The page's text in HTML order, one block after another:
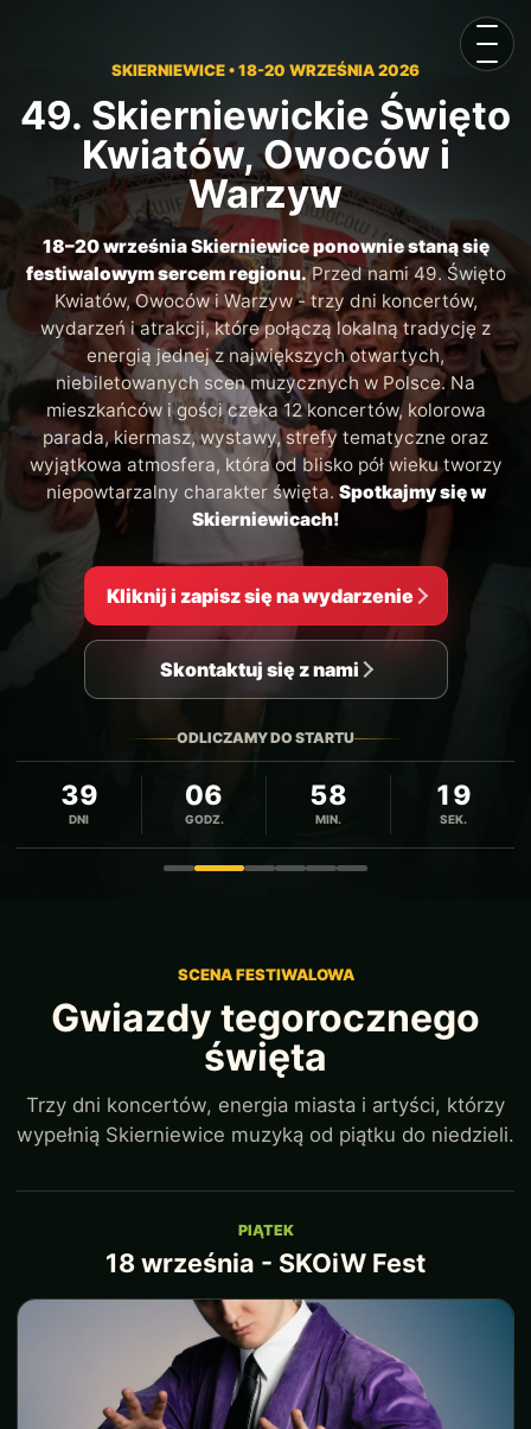
SKIERNIEWICE • 18-20 WRZEŚNIA 2026
49. Skierniewickie Święto
Kwiatów, Owoców i
Warzyw
18–20 września Skierniewice ponownie staną się
festiwalowym sercem regionu.Przed nami 49. Święto
Kwiatów, Owoców i Warzyw - trzy dni koncertów,
wydarzeń i atrakcji, które połączą lokalną tradycję z
energią jednej z największych otwartych,
niebiletowanych scen muzycznych w Polsce. Na
mieszkańców i gości czeka 12 koncertów, kolorowa
parada, kiermasz, wystawy, strefy tematyczne oraz
wyjątkowa atmosfera, która od blisko pół wieku tworzy
niepowtarzalny charakter święta.Spotkajmy się w
Skierniewicach!
Kliknij i zapisz się na wydarzenie
Skontaktuj się z nami
ODLICZAMY DO STARTU
39
DNI
06
GODZ.
58
MIN.
17
SEK.
Zdjęcie 1Zdjęcie 2Zdjęcie 3Zdjęcie 4
Zdjęcie 5Zdjęcie 6
SCENA FESTIWALOWA
Gwiazdy tegorocznego
święta
Trzy dni koncertów, energia miasta i artyści, którzy
wypełnią Skierniewice muzyką od piątku do niedzieli.
PIĄTEK
18 września - SKOiW Fest